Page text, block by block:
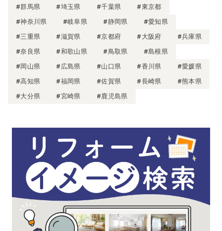
#群馬県
#埼玉県 #千葉県
#東京都
#神奈川県
#岐阜県 #静岡県
#愛知県
#三重県
#滋賀県 #京都府 #大阪府
#兵庫県
#奈良県
#和歌山県 #鳥取県
#島根県
#岡山県
#広島県 #山口県 #香川県
#愛媛県
#高知県
#福岡県 #佐賀県 #長崎県
#熊本県
#大分県
#宮崎県 #鹿児島県